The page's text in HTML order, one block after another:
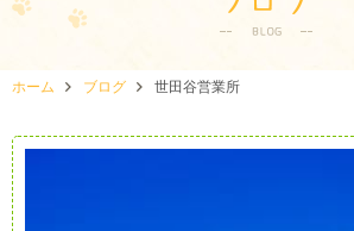
ホーム ブログ 世田谷営業所